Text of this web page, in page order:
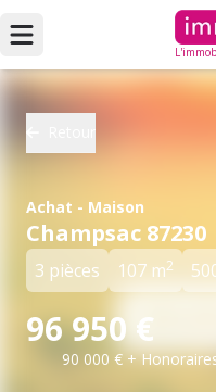
Achat - Maison
Champsac 87230
3 pièces 107 m2
96 950 €
90 000 € +